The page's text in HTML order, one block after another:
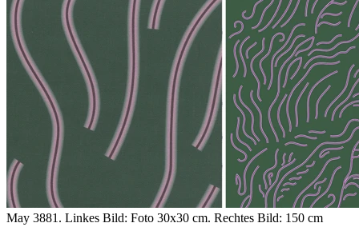
May 3881. Linkes Bild: Foto 30x30 cm. Rechtes Bild: 150 cm